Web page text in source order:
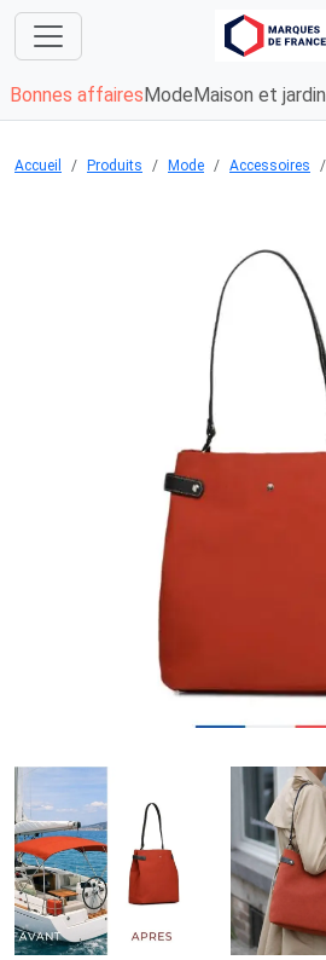
Bonnes affaires Mode Maison et jardin
Accueil Produits Mode Accessoires